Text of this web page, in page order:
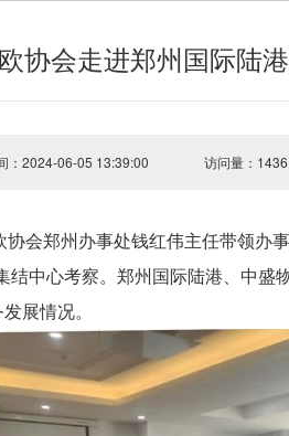
协会走进郑州国际陆
：2024-06-05 13:39:00 访问量：1436
会郑州办事处钱红伟主任带领办
结中心考察。郑州国际陆港、中
展情况。